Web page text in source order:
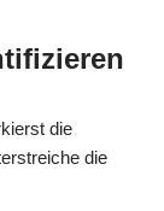
die
die